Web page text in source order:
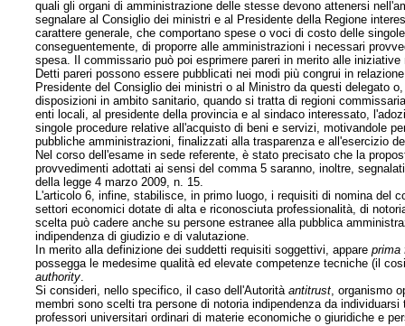
quali gli organi di amministrazione delle stesse devono attenersi
segnalare al Consiglio dei ministri e al Presidente della Regione
carattere generale, che comportano spese o voci di costo delle
conseguentemente, di proporre alle amministrazioni i necessari
spesa. Il commissario può poi esprimere pareri in merito alle
Detti pareri possono essere pubblicati nei modi più congrui in
Presidente del Consiglio dei ministri o al Ministro da questi delegato
disposizioni in ambito sanitario, quando si tratta di regioni
enti locali, al presidente della provincia e al sindaco interessato,
singole procedure relative all'acquisto di beni e servizi, motivandole
pubbliche amministrazioni, finalizzati alla trasparenza e all'esercizio
Nel corso dell'esame in sede referente, è stato precisato che la
provvedimenti adottati ai sensi del comma 5 saranno, inoltre,
della legge 4 marzo 2009, n. 15.
L'articolo 6, infine, stabilisce, in primo luogo, i requisiti di nomina del
settori economici dotate di alta e riconosciuta professionalità, di
scelta può cadere anche su persone estranee alla pubblica
indipendenza di giudizio e di valutazione.
In merito alla definizione dei suddetti requisiti soggettivi, appareprima
possegga le medesime qualità ed elevate competenze tecniche (il
authority.
Si consideri, nello specifico, il caso dell'Autoritàantitrust, organismo
membri sono scelti tra persone di notoria indipendenza da
professori universitari ordinari di materie economiche o giuridiche e